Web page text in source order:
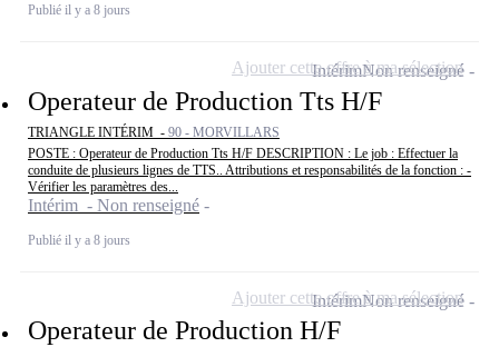
Publié il y a 8 jours
Operateur de Production Tts H/F
TRIANGLE INTÉRIM - 90 - MORVILLARS
POSTE : Operateur de Production Tts H/F DESCRIPTION : Le job : Effectuer la
conduite de plusieurs lignes de TTS.. Attributions et responsabilités de la fonction : -
Vérifier les paramètres des...
Intérim - Non renseigné
Publié il y a 8 jours
IntérimNon renseigné
Ajouter cette offre à ma sélection
Operateur de Production H/F
IntérimNon renseigné
Ajouter cette offre à ma sélection